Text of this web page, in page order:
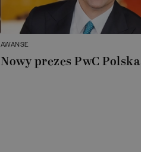
AWANSE
Nowy prezes PwC Polska